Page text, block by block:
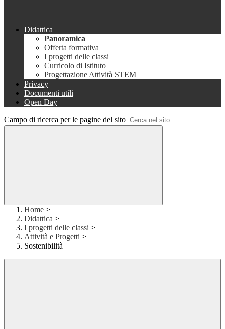
Didattica
Panoramica
Offerta formativa
I progetti delle classi
Curricolo di Istituto
Progettazione Attività STEM
Privacy
Documenti utili
Open Day
Campo di ricerca per le pagine del sito
Home >
Didattica >
I progetti delle classi >
Attività e Progetti >
Sostenibilità